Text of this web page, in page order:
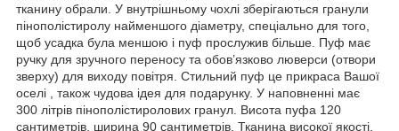
тканину обрали. У внутрішньому чохлі зберігаються гранули
пінополістиролу найменшого діаметру, спеціально для того,
щоб усадка була меншою і пуф прослужив більше. Пуф має
ручку для зручного переносу та обов’язково люверси (отвори
зверху) для виходу повітря. Стильний пуф це прикраса Вашої
оселі , також чудова ідея для подарунку. У наповненні має
300 літрів пінополістиролових гранул. Висота пуфа 120
сантиметрів, ширина 90 сантиметрів. Тканина високої якості,